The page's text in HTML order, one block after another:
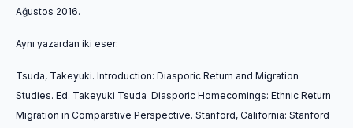
Ağustos 2016.
Aynı yazardan iki eser:
Tsuda, Takeyuki. Introduction: Diasporic Return and Migration
Studies. Ed. Takeyuki Tsuda Diasporic Homecomings: Ethnic Return
Migration in Comparative Perspective. Stanford, California: Stanford